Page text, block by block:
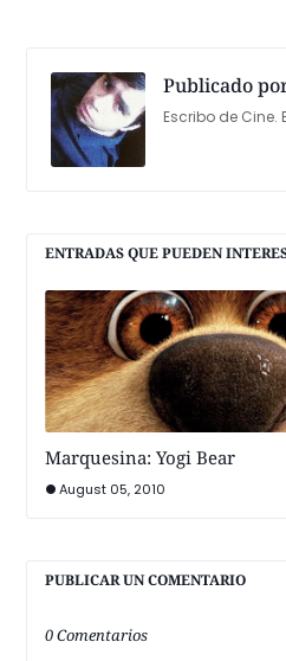
Publicado
Escribo de Cine.
ENTRADAS QUE PUEDEN
Marquesina: Yogi Bear
August 05, 2010
PUBLICAR UN COMENTARIO
0 Comentarios